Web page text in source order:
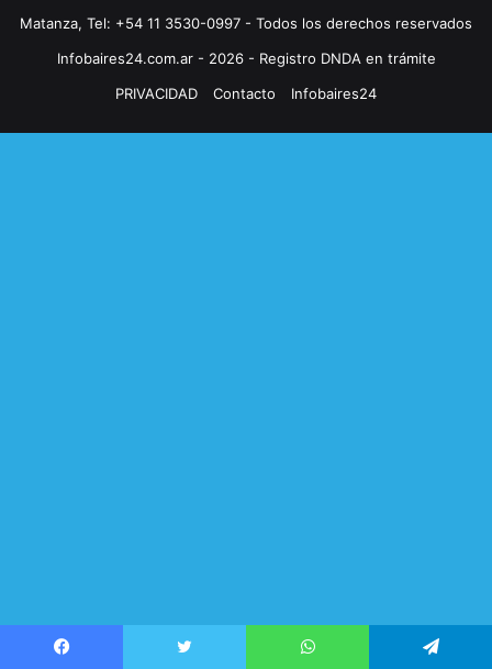
Matanza, Tel: +54 11 3530-0997 - Todos los derechos reservados
Infobaires24.com.ar - 2026 - Registro DNDA en trámite
PRIVACIDAD
Contacto Infobaires24